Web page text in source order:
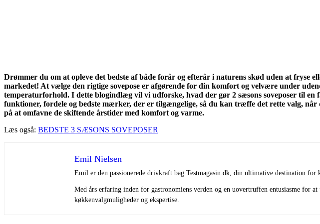
Drømmer du om at opleve det bedste af både forår og efterår i naturens skød uden at fryse
markedet! At vælge den rigtige sovepose er afgørende for din komfort og velvære under
temperaturforhold. I dette blogindlæg vil vi udforske, hvad der gør 2 sæsons soveposer til
funktioner, fordele og bedste mærker, der er tilgængelige, så du kan træffe det rette valg, når
på at omfavne de skiftende årstider med komfort og varme.
Læs også: BEDSTE 3 SÆSONS SOVEPOSER
Emil Nielsen
Emil er den passionerede drivkraft bag Testmagasin.dk, din ultimative destination for
Med års erfaring inden for gastronomiens verden og en uovertruffen entusiasme for
køkkenvalgmuligheder og ekspertise.